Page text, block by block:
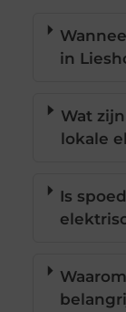
in
Wat
lokale
Is